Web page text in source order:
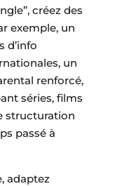
créez des
exemple, un
d’info
un
renforcé,
séries, films
structuration
passé à
adaptez